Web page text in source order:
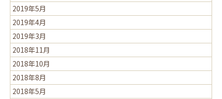
2019年5月
2019年4月
2019年3月
2018年11月
2018年10月
2018年8月
2018年5月